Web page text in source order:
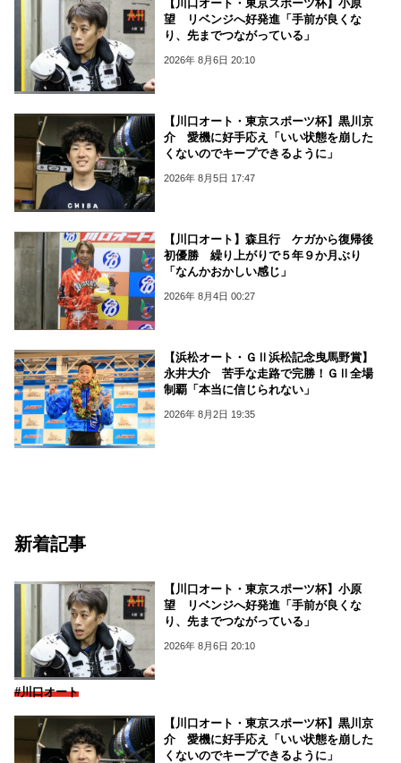
【川口オート・東京スポーツ杯】小原
望 リベンジへ好発進「手前が良くな
り、先までつながっている」
2026年 8月6日 20:10
【川口オート・東京スポーツ杯】黒川京
介 愛機に好手応え「いい状態を崩した
くないのでキープできるように」
2026年 8月5日 17:47
【川口オート】森且行 ケガから復帰後
初優勝 繰り上がりで５年９か月ぶり
「なんかおかしい感じ」
2026年 8月4日 00:27
【浜松オート・ＧⅡ浜松記念曳馬野賞】
永井大介 苦手な走路で完勝！ＧⅡ全場
制覇「本当に信じられない」
2026年 8月2日 19:35
新着記事
【川口オート・東京スポーツ杯】小原
望 リベンジへ好発進「手前が良くな
り、先までつながっている」
2026年 8月6日 20:10
#川口オート
【川口オート・東京スポーツ杯】黒川京
介 愛機に好手応え「いい状態を崩した
くないのでキープできるように」